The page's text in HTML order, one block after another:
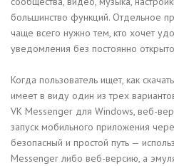
большинство функций. Отдельное
чаще всего нужно тем, кто хочет
уведомления без постоянно
Когда пользователь ищет, как
имеет в виду один из трех
VK Messenger для Windows, веб-
запуск мобильного приложения
безопасный и простой путь —
Messenger либо веб-версию, а